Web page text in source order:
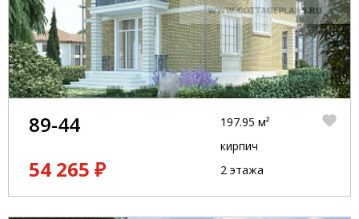
89-44
54 265 ₽
197.95 м²
кирпич
2 этажа